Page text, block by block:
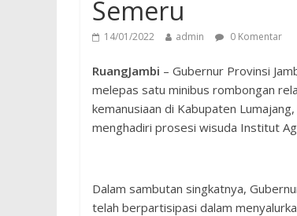
Semeru
14/01/2022 admin 0 Komentar
RuangJambi – Gubernur Provinsi
melepas satu minibus rombongan
kemanusiaan di Kabupaten
menghadiri prosesi wisuda Institut
Dalam sambutan singkatnya,
telah berpartisipasi dalam